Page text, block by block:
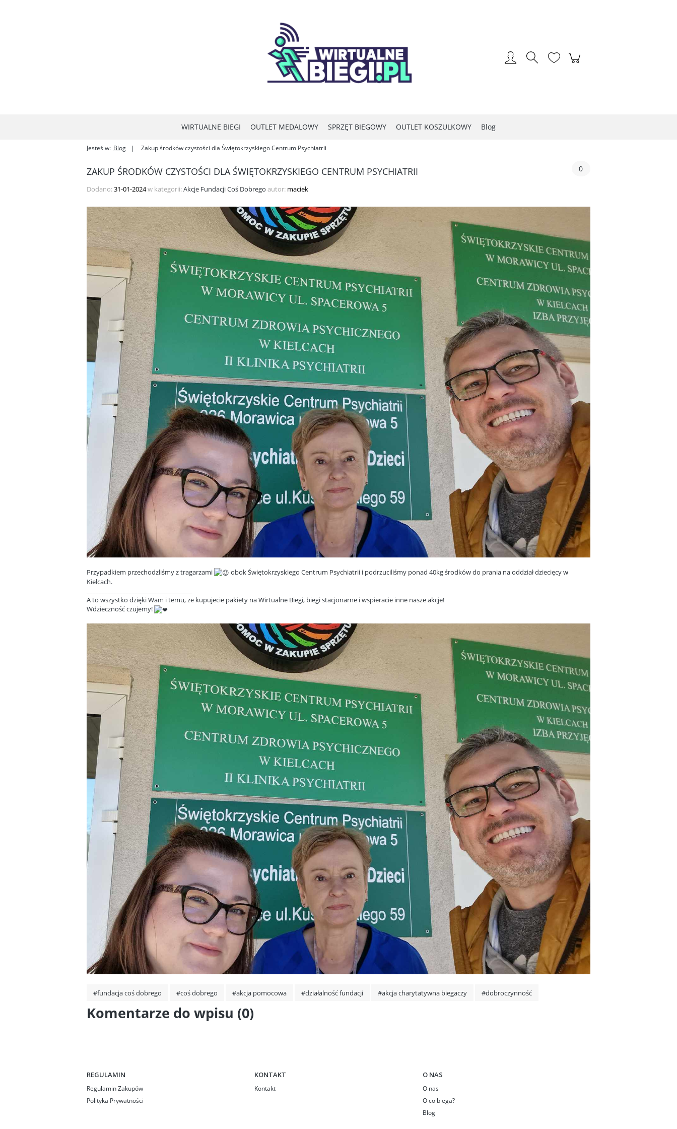
WIRTUALNE BIEGI OUTLET MEDALOWY SPRZĘT BIEGOWY OUTLET KOSZULKOWY Blog
Jesteś w: Blog Zakup środków czystości dla Świętokrzyskiego Centrum Psychiatrii
ZAKUP ŚRODKÓW CZYSTOŚCI DLA ŚWIĘTOKRZYSKIEGO CENTRUM PSYCHIATRII 0
Dodano:31-01-2024w kategorii:Akcje Fundacji Coś Dobrego autor: maciek
Przypadkiem przechodzliśmy z tragarzami
obok Świętokrzyskiego Centrum Psychiatrii i podrzuciliśmy ponad 40kg środków do prania na oddział dziecięcy w
Kielcach.
A to wszystko dzięki Wam i temu, że kupujecie pakiety na Wirtualne Biegi, biegi stacjonarne i wspieracie inne nasze akcje!
Wdzieczność czujemy!
#fundacja coś dobrego #coś dobrego #akcja pomocowa #działalność fundacji #akcja charytatywna biegaczy #dobroczynność
Komentarze do wpisu (0)
REGULAMIN
Regulamin Zakupów
Polityka Prywatności
KONTAKT
Kontakt
O NAS
O nas
O co biega?
Blog